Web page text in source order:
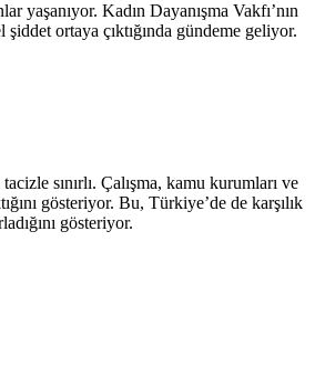
yaşanıyor. Kadın Dayanışma Vakfı’nın
ortaya çıktığında gündeme geliyor.
sınırlı. Çalışma, kamu kurumları ve
gösteriyor. Bu, Türkiye’de de karşılık
gösteriyor.